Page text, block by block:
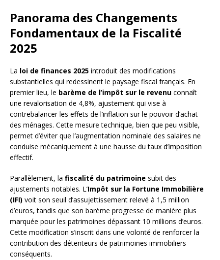
Panorama des Changements
Fondamentaux de la Fiscalité
2025
La loi de finances 2025 introduit des modifications
substantielles qui redessinent le paysage fiscal français. En
premier lieu, le barème de l’impôt sur le revenu connaît
une revalorisation de 4,8%, ajustement qui vise à
contrebalancer les effets de l’inflation sur le pouvoir d’achat
des ménages. Cette mesure technique, bien que peu visible,
permet d’éviter que l’augmentation nominale des salaires ne
conduise mécaniquement à une hausse du taux d’imposition
effectif.
Parallèlement, la fiscalité du patrimoine subit des
ajustements notables. L’Impôt sur la Fortune Immobilière
(IFI) voit son seuil d’assujettissement relevé à 1,5 million
d’euros, tandis que son barème progresse de manière plus
marquée pour les patrimoines dépassant 10 millions d’euros.
Cette modification s’inscrit dans une volonté de renforcer la
contribution des détenteurs de patrimoines immobiliers
conséquents.